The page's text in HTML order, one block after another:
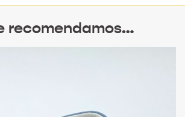
recomendamos…